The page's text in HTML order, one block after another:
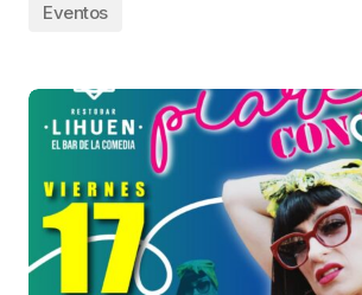
Eventos